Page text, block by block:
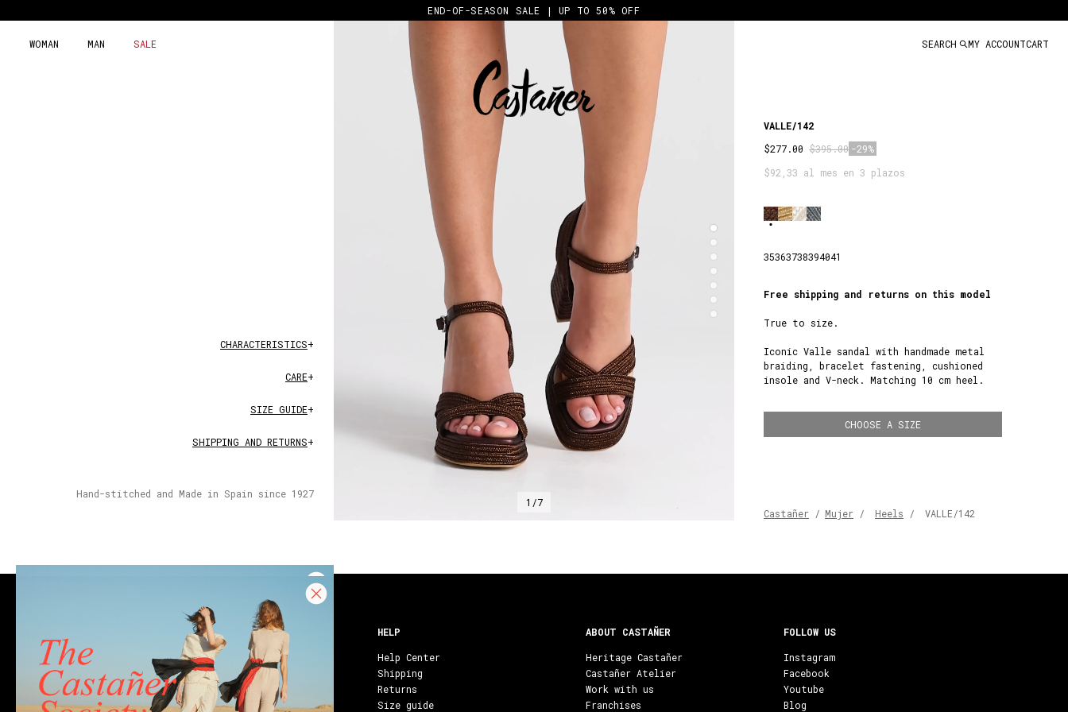
to
END-OF-SEASON SALE | UP TO 50% OFF
WOMAN MAN SALE SEARCH MY ACCOUNTCART
CHARACTERISTICS+
CARE+
SIZE GUIDE+
SHIPPING AND RETURNS+
Hand-stitched and Made in Spain since 1927
1/7
VALLE/142
$277.00 $395.00 -29%
$92,33 al mes en 3 plazos
OSC.
35363738394041
Free shipping and returns on this model
True to size.
Iconic Valle sandal with handmade metal
braiding, bracelet fastening, cushioned
insole and V-neck. Matching 10 cm heel.
CHOOSE A SIZE
Castañer / Mujer / Heels / VALLE/142
CONTACT
Email
Chat
HELP
Help Center
Shipping
Returns
Size guide
ABOUT CASTAÑER
Heritage Castañer
Castañer Atelier
Work with us
Franchises
FOLLOW US
Instagram
Facebook
Youtube
Blog